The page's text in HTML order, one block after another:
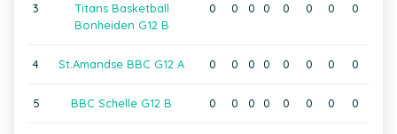
3
Titans Basketball
Bonheiden G12 B
0 0 0 0 0 0 0 0
4 St.Amandse BBC G12 A 0 0 0 0 0 0 0 0
5 BBC Schelle G12 B 0 0 0 0 0 0 0 0